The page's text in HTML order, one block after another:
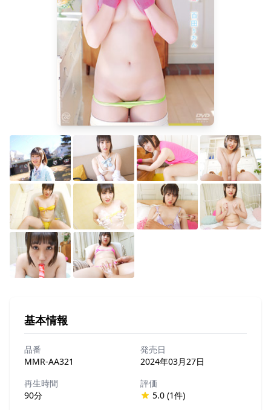
基本情報
品番
MMR-AA321
発売日
2024年03月27日
再生時間
90分
評価
5.0 (1件)